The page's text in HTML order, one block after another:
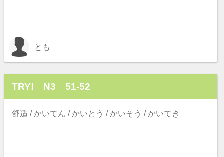
とも
TRY! N3 51-52
舒适 / かいてん / かいとう / かいそう / かいてき